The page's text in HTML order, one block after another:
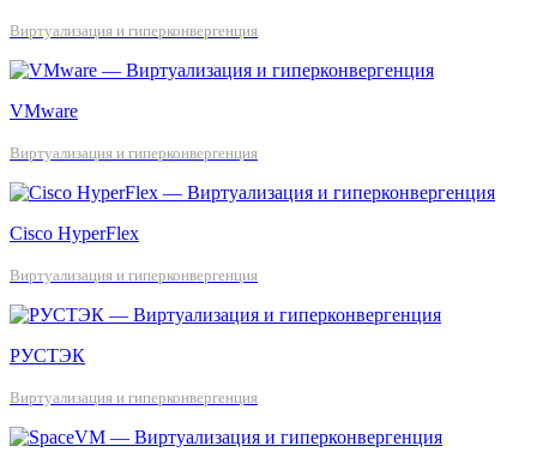
Виртуализация и гиперконвергенция
VMware
Виртуализация и гиперконвергенция
Cisco HyperFlex
Виртуализация и гиперконвергенция
РУСТЭК
Виртуализация и гиперконвергенция